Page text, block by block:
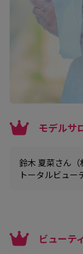
モデルサ
鈴木 夏菜さん（
トータルビュー
ビューテ